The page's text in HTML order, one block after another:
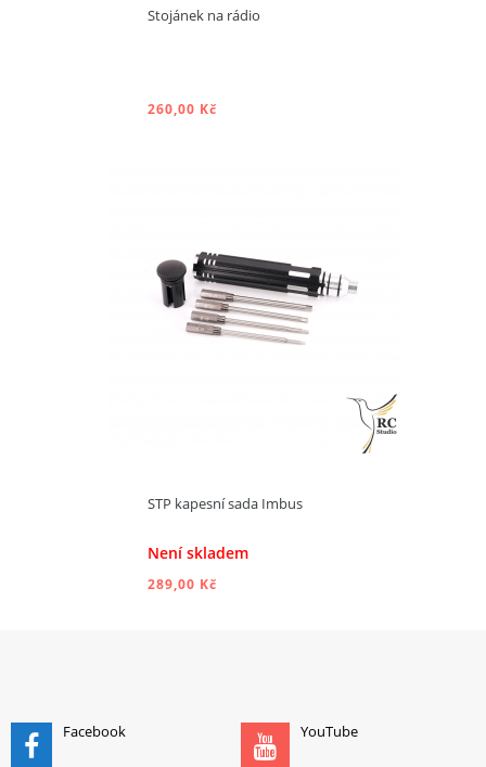
Stojánek na rádio
260,00 Kč
STP kapesní sada Imbus
Není skladem
289,00 Kč
Facebook YouTube